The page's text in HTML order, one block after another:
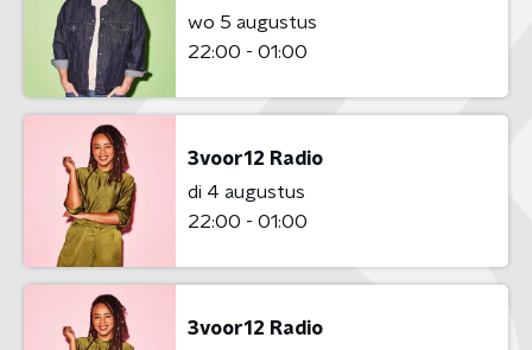
wo 5 augustus
22:00 - 01:00
3voor12 Radio
di 4 augustus
22:00 - 01:00
3voor12 Radio